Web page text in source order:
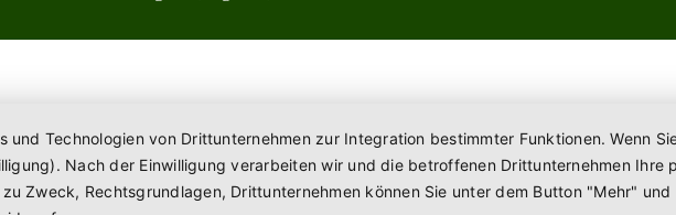
Technologien von Drittunternehmen zur Integration bestimmter Funktionen. Wenn
Nach der Einwilligung verarbeiten wir und die betroffenen Drittunternehmen Ihre
Zweck, Rechtsgrundlagen, Drittunternehmen können Sie unter dem Button "Mehr"